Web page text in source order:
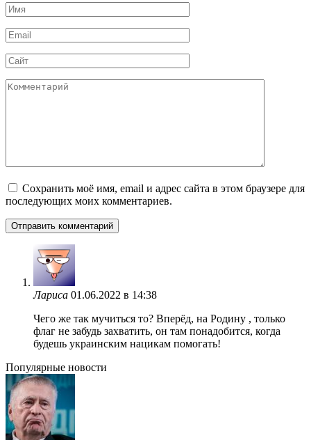
Имя
*
Email
*
Сайт
Комментарий
Сохранить моё имя, email и адрес сайта в этом браузере для
последующих моих комментариев.
Лариса 01.06.2022 в 14:38
Чего же так мучиться то? Вперёд, на Родину , только
флаг не забудь захватить, он там понадобится, когда
будешь украинским нацикам помогать!
Популярные новости